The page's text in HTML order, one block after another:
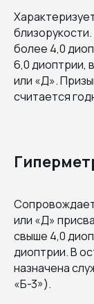
более 4,0
6,0 диоптрии,
или «Д».
считается
или «Д»
свыше 4,0
диоптрии. В
назначена
«Б-3»).